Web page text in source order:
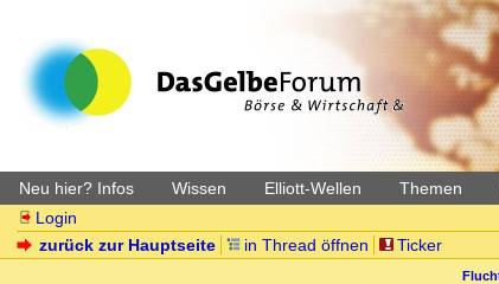
Neu hier? Infos Wissen Elliott-Wellen Themen
Login
zurück zur Hauptseite
in Thread öffnen Ticker